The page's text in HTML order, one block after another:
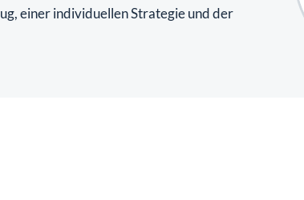
einer individuellen Strategie und der